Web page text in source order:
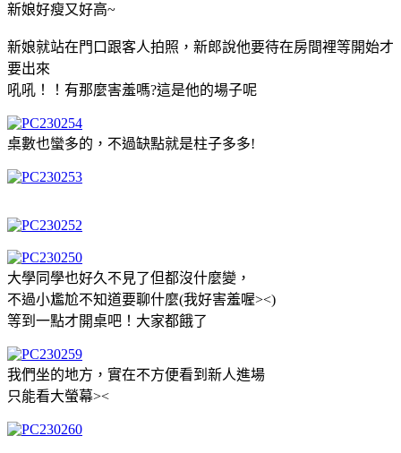
新娘好瘦又好高~
新娘就站在門口跟客人拍照，新郎說他要待在房間裡等開始才
要出來
吼吼！！有那麼害羞嗎?這是他的場子呢
桌數也蠻多的，不過缺點就是柱子多多!
大學同學也好久不見了但都沒什麼變，
不過小尷尬不知道要聊什麼(我好害羞喔><)
等到一點才開桌吧！大家都餓了
我們坐的地方，實在不方便看到新人進場
只能看大螢幕><